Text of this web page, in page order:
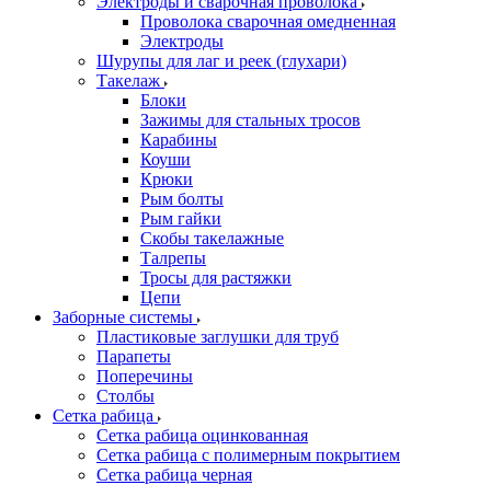
Проволока сварочная омедненная
Электроды
Шурупы для лаг и реек (глухари)
Такелаж
Блоки
Зажимы для стальных тросов
Карабины
Коуши
Крюки
Рым болты
Рым гайки
Скобы такелажные
Талрепы
Тросы для растяжки
Цепи
Заборные системы
Пластиковые заглушки для труб
Парапеты
Поперечины
Столбы
Сетка рабица
Сетка рабица оцинкованная
Сетка рабица с полимерным покрытием
Сетка рабица черная